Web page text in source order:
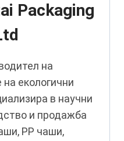
Packaging
на
екологични
в научни
и продажба
PP чаши,